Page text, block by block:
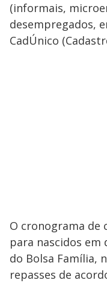
(informais,
desempregados,
CadÚnico
O cronograma de
para nascidos em
do Bolsa Família,
repasses de